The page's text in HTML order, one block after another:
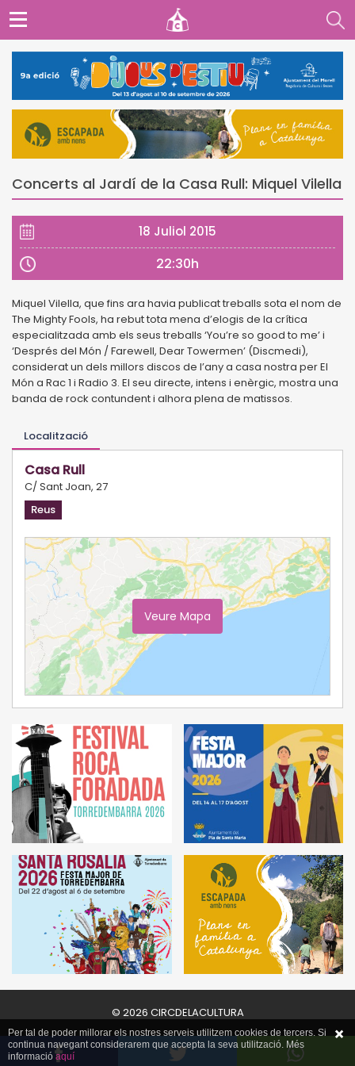
Concerts al Jardí de la Casa Rull: Miquel Vilella
18 Juliol 2015
22:30h
Miquel Vilella, que fins ara havia publicat treballs sota el nom de
The Mighty Fools, ha rebut tota mena d’elogis de la crítica
especialitzada amb els seus treballs ‘You’re so good to me’ i
‘Després del Món / Farewell, Dear Towermen’ (Discmedi),
considerat un dels millors discos de l’any a casa nostra per El
Món a Rac 1 i Radio 3. El seu directe, intens i enèrgic, mostra una
banda de rock contundent i alhora plena de matissos.
Localització
Casa Rull
C/ Sant Joan, 27
Reus
Veure Mapa
© 2026 CIRCDELACULTURA
Per tal de poder millorar els nostres serveis utilitzem cookies de tercers. Si
continua navegant considerarem que accepta la seva utilització. Més
informacióaquí